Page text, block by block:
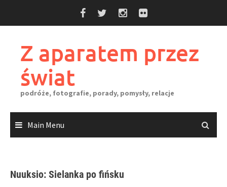
Z aparatem przez
świat
podróże, fotografie, porady, pomysły, relacje
Main Menu
Nuuksio: Sielanka po fińsku